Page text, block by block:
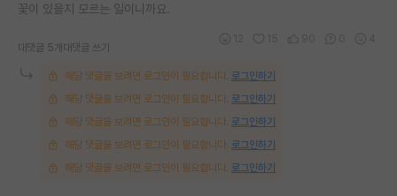
꽃이 있을지 모르는 일이니까요.
대댓글 5개 대댓글 쓰기
해당 댓글을 보려면 로그인이 필요합니다. 로그인하기
해당 댓글을 보려면 로그인이 필요합니다. 로그인하기
해당 댓글을 보려면 로그인이 필요합니다. 로그인하기
해당 댓글을 보려면 로그인이 필요합니다. 로그인하기
해당 댓글을 보려면 로그인이 필요합니다. 로그인하기